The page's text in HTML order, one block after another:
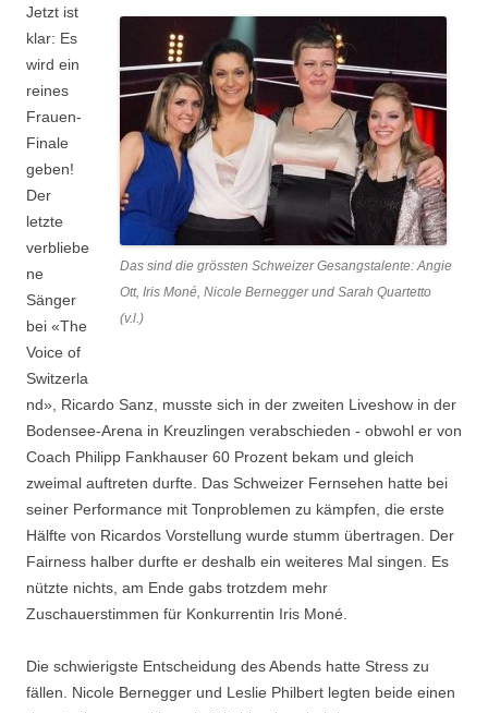
Das sind die grössten Schweizer Gesangstalente: Angie
Ott, Iris Moné, Nicole Bernegger und Sarah Quartetto
(v.l.)
Jetzt ist
klar: Es
wird ein
reines
Frauen-
Finale
geben!
Der
letzte
verbliebe
ne
Sänger
bei «The
Voice of
Switzerla
nd», Ricardo Sanz, musste sich in der zweiten Liveshow in der
Bodensee-Arena in Kreuzlingen verabschieden - obwohl er von
Coach Philipp Fankhauser 60 Prozent bekam und gleich
zweimal auftreten durfte. Das Schweizer Fernsehen hatte bei
seiner Performance mit Tonproblemen zu kämpfen, die erste
Hälfte von Ricardos Vorstellung wurde stumm übertragen. Der
Fairness halber durfte er deshalb ein weiteres Mal singen. Es
nützte nichts, am Ende gabs trotzdem mehr
Zuschauerstimmen für Konkurrentin Iris Moné.
Die schwierigste Entscheidung des Abends hatte Stress zu
fällen. Nicole Bernegger und Leslie Philbert legten beide einen